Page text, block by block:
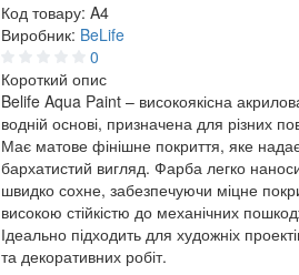
Код товару: A4
Виробник: BeLife
0
Короткий опис
Belife Aqua Paint – високоякісна
водній основі, призначена для різних
Має матове фінішне покриття, яке
бархатистий вигляд. Фарба легко
швидко сохне, забезпечуючи міцне
високою стійкістю до механічних
Ідеально підходить для художніх
та декоративних робіт.